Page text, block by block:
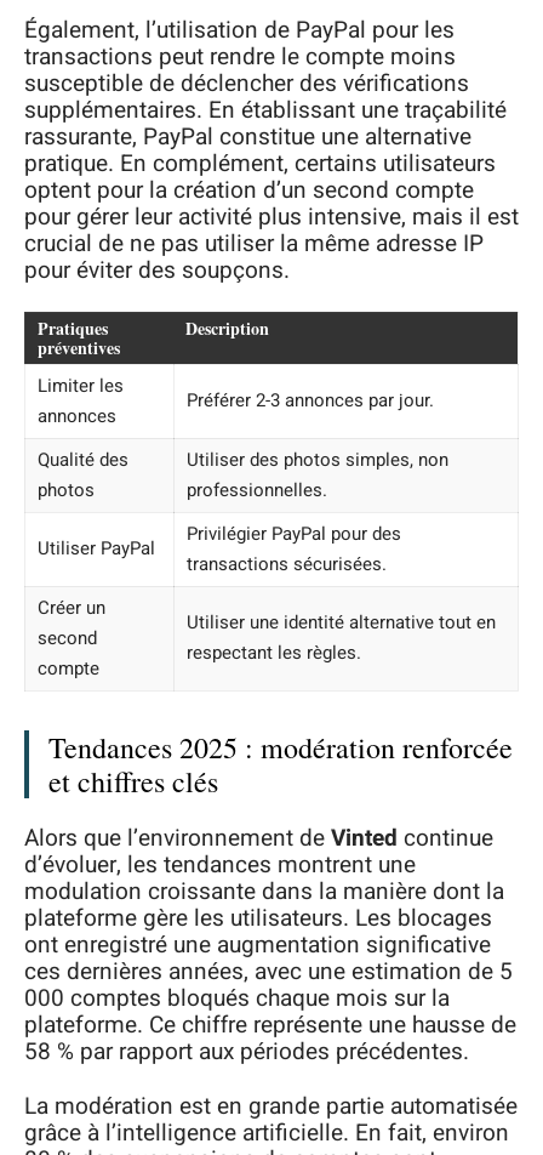
Également, l’utilisation de PayPal pour les
transactions peut rendre le compte moins
susceptible de déclencher des vérifications
supplémentaires. En établissant une traçabilité
rassurante, PayPal constitue une alternative
pratique. En complément, certains utilisateurs
optent pour la création d’un second compte
pour gérer leur activité plus intensive, mais il est
crucial de ne pas utiliser la même adresse IP
pour éviter des soupçons.
Pratiques
préventives
Description
Limiter les
annonces
Préférer 2-3 annonces par jour.
Qualité des
photos
Utiliser des photos simples, non
professionnelles.
Utiliser PayPal
Privilégier PayPal pour des
transactions sécurisées.
Créer un
second
compte
Utiliser une identité alternative tout en
respectant les règles.
Tendances 2025 : modération renforcée
et chiffres clés
Alors que l’environnement deVinted continue
d’évoluer, les tendances montrent une
modulation croissante dans la manière dont la
plateforme gère les utilisateurs. Les blocages
ont enregistré une augmentation significative
ces dernières années, avec une estimation de 5
000 comptes bloqués chaque mois sur la
plateforme. Ce chiffre représente une hausse de
58 % par rapport aux périodes précédentes.
La modération est en grande partie automatisée
grâce à l’intelligence artificielle. En fait, environ